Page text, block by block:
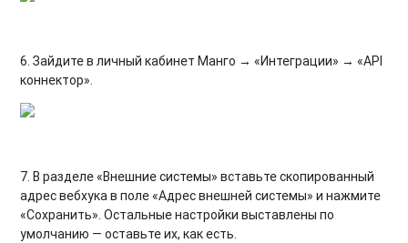
6. Зайдите в личный кабинет Манго → «Интеграции» → «API
коннектор».
7. В разделе «Внешние системы» вставьте скопированный
адрес вебхукав поле «Адрес внешней системы» и нажмите
«Сохранить». Остальные настройки выставлены по
умолчанию — оставьте их, как есть.